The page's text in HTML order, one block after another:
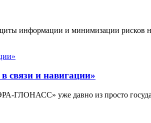
информации и минимизации рисков
связи и навигации»
ГЛОНАСС» уже давно из просто